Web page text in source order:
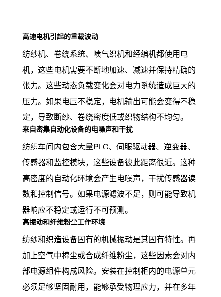
高速电机引起的重载波动
纺纱机、卷绕系统、喷气织机和经编机都使用电
机，这些电机需要不断地加速、减速并保持精确的
张力。这些动态负载变化会对电力系统造成巨大的
压力。如果电压不稳定，电机输出可能会变得不稳
定，导致断纱、卷绕密度低或织物结构不均匀。
来自密集自动化设备的电噪声和干扰
纺织车间内包含大量PLC、伺服驱动器、逆变器、
传感器和监控模块，这些设备彼此距离很近。这种
高密度的自动化环境会产生电噪声，干扰传感器读
数和控制信号。如果电源滤波不足，则可能导致机
器响应不稳定或运行不可预测。
高振动和纤维粉尘工作环境
纺纱和织造设备固有的机械振动是其固有特性。再
加上空气中棉尘或合成纤维粉尘，这些因素会对内
部电源组件构成风险。安装在控制柜内的电源单元
必须足够坚固耐用，能够承受物理应力，并在多年